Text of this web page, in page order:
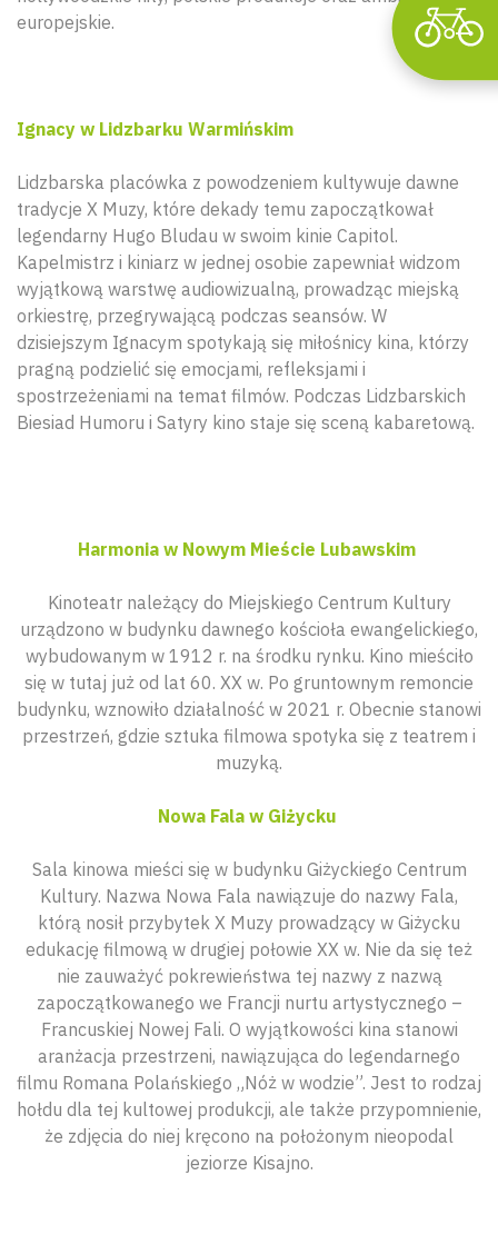
europejskie.
Ignacy w Lidzbarku Warmińskim
Lidzbarska placówka z powodzeniem kultywuje dawne
tradycje X Muzy, które dekady temu zapoczątkował
legendarny Hugo Bludau w swoim kinie Capitol.
Kapelmistrz i kiniarz w jednej osobie zapewniał widzom
wyjątkową warstwę audiowizualną, prowadząc miejską
orkiestrę, przegrywającą podczas seansów. W
dzisiejszym Ignacym spotykają się miłośnicy kina, którzy
pragną podzielić się emocjami, refleksjami i
spostrzeżeniami na temat filmów. Podczas Lidzbarskich
Biesiad Humoru i Satyry kino staje się sceną kabaretową.
Harmonia w Nowym Mieście Lubawskim
Kinoteatr należący do Miejskiego Centrum Kultury
urządzono w budynku dawnego kościoła ewangelickiego,
wybudowanym w 1912 r. na środku rynku. Kino mieściło
się w tutaj już od lat 60. XX w. Po gruntownym remoncie
budynku, wznowiło działalność w 2021 r. Obecnie stanowi
przestrzeń, gdzie sztuka filmowa spotyka się z teatrem i
muzyką.
Nowa Fala w Giżycku
Sala kinowa mieści się w budynku Giżyckiego Centrum
Kultury. Nazwa Nowa Fala nawiązuje do nazwy Fala,
którą nosił przybytek X Muzy prowadzący w Giżycku
edukację filmową w drugiej połowie XX w. Nie da się też
nie zauważyć pokrewieństwa tej nazwy z nazwą
zapoczątkowanego we Francji nurtu artystycznego –
Francuskiej Nowej Fali. O wyjątkowości kina stanowi
aranżacja przestrzeni, nawiązująca do legendarnego
filmu Romana Polańskiego „Nóż w wodzie”. Jest to rodzaj
hołdu dla tej kultowej produkcji, ale także przypomnienie,
że zdjęcia do niej kręcono na położonym nieopodal
jeziorze Kisajno.